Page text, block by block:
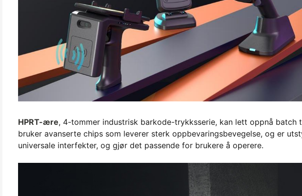
HPRT-ære, 4-tommer industrisk barkode-trykksserie, kan lett oppnå batch
bruker avanserte chips som leverer sterk oppbevaringsbevegelse, og er
universale interfekter, og gjør det passende for brukere å operere.